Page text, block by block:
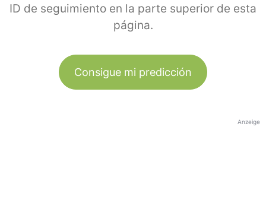
ID de seguimiento en la parte superior de esta
página.
Consigue mi predicción
Anzeige